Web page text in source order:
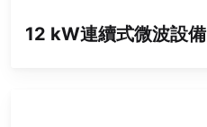
12 kW連續式微波設備